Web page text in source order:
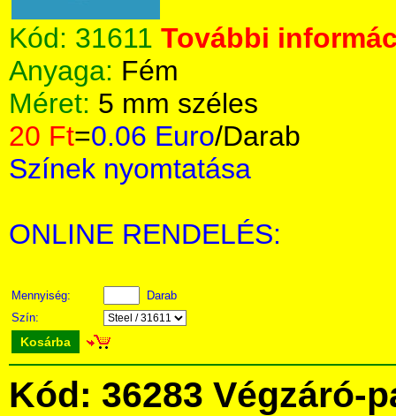
Kód: 31611 További
Anyaga: Fém
Méret: 5 mm széles
20 Ft=0.06 Euro/Darab
Színek nyomtatása
ONLINE RENDELÉS:
Mennyiség:
Darab
Szín:
Kosárba
Kód: 36283 Végzáró-